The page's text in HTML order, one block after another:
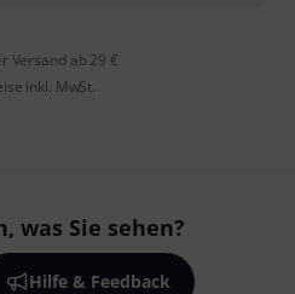
Versand ab 29 €
inkl. MwSt.
was Sie sehen?
Hilfe & Feedback